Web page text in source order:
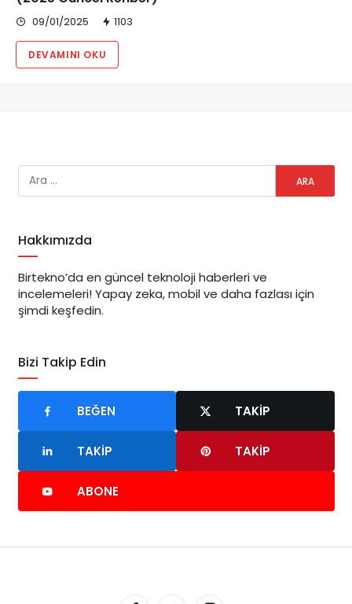
09/01/2025 1103
DEVAMINI OKU
Hakkımızda
Birtekno’da en güncel teknoloji haberleri ve
incelemeleri! Yapay zeka, mobil ve daha fazlası için
şimdi keşfedin.
Bizi Takip Edin
BEĞEN TAKIP
TAKIP TAKIP
ABONE